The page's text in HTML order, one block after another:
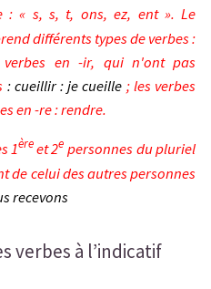
: « s, s, t, ons, ez, ent ». Le
différents types de verbes :
en -ir, qui n'ont pas
: cueillir : je cueille ; les verbes
en -re : rendre.
1èreet 2e personnes du pluriel
de celui des autres personnes
recevoir : je reçois, nous recevons
verbes à l’indicatif
et pronominale
verbe
des participes présent et passé